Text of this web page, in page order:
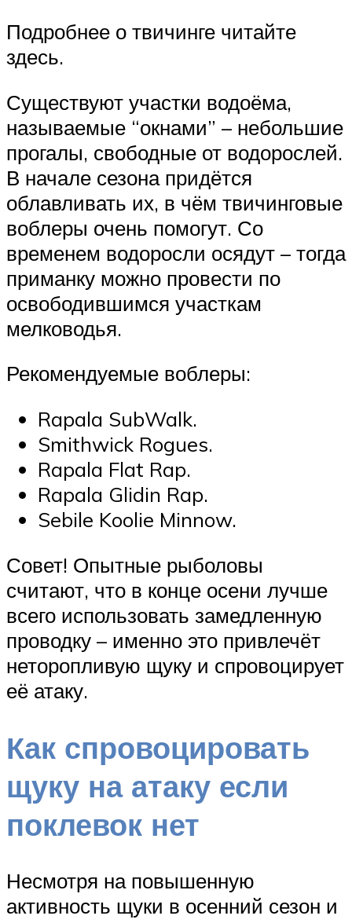
Подробнее о твичинге читайте
здесь.
Существуют участки водоёма,
называемые “окнами” – небольшие
прогалы, свободные от водорослей.
В начале сезона придётся
облавливать их, в чём твичинговые
воблеры очень помогут. Со
временем водоросли осядут – тогда
приманку можно провести по
освободившимся участкам
мелководья.
Рекомендуемые воблеры:
Rapala SubWalk.
Smithwick Rogues.
Rapala Flat Rap.
Rapala Glidin Rap.
Sebile Koolie Minnow.
Совет! Опытные рыболовы
считают, что в конце осени лучше
всего использовать замедленную
проводку – именно это привлечёт
неторопливую щуку и спровоцирует
её атаку.
Как спровоцировать
щуку на атаку если
поклевок нет
Несмотря на повышенную
активность щуки в осенний сезон и